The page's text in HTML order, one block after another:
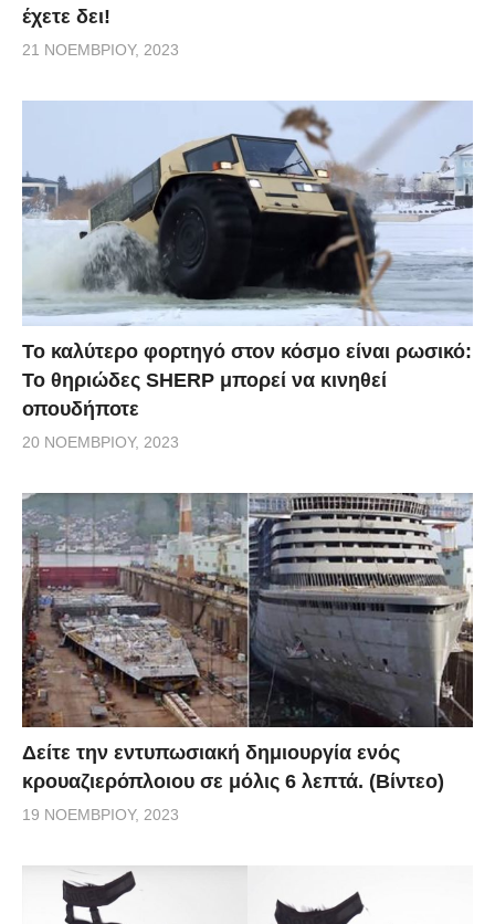
έχετε δει!
21 ΝΟΕΜΒΡΊΟΥ, 2023
Το καλύτερο φορτηγό στον κόσμο είναι ρωσικό:
Το θηριώδες SHERP μπορεί να κινηθεί
οπουδήποτε
20 ΝΟΕΜΒΡΊΟΥ, 2023
Δείτε την εντυπωσιακή δημιουργία ενός
κρουαζιερόπλοιου σε μόλις 6 λεπτά. (Βίντεο)
19 ΝΟΕΜΒΡΊΟΥ, 2023